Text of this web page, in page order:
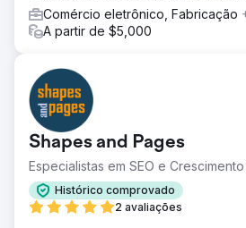
Comércio eletrônico, Fabricação
A partir de $5,000
Shapes and Pages
Especialistas em SEO e
Histórico comprovado
2 avaliações